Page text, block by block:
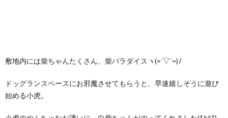
敷地内には柴ちゃんたくさん、柴パラダイスヽ(=´▽`=)ﾉ
ドッグランスペースにお邪魔させてもらうと、早速嬉しそうに遊び
始める小虎。